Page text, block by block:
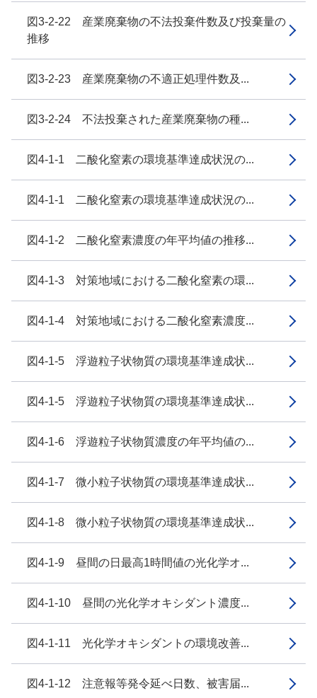
図3-2-22 産業廃棄物の不法投棄件数及び投棄量の
推移
図3-2-23 産業廃棄物の不適正処理件数及...
図3-2-24 不法投棄された産業廃棄物の種...
図4-1-1 二酸化窒素の環境基準達成状況の...
図4-1-1 二酸化窒素の環境基準達成状況の...
図4-1-2 二酸化窒素濃度の年平均値の推移...
図4-1-3 対策地域における二酸化窒素の環...
図4-1-4 対策地域における二酸化窒素濃度...
図4-1-5 浮遊粒子状物質の環境基準達成状...
図4-1-5 浮遊粒子状物質の環境基準達成状...
図4-1-6 浮遊粒子状物質濃度の年平均値の...
図4-1-7 微小粒子状物質の環境基準達成状...
図4-1-8 微小粒子状物質の環境基準達成状...
図4-1-9 昼間の日最高1時間値の光化学オ...
図4-1-10 昼間の光化学オキシダント濃度...
図4-1-11 光化学オキシダントの環境改善...
図4-1-12 注意報等発令延べ日数、被害届...